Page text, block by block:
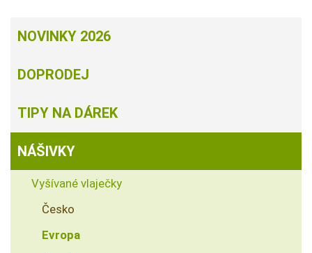
NOVINKY 2026
DOPRODEJ
TIPY NA DÁREK
NÁŠIVKY
Vyšívané vlaječky
Česko
Evropa